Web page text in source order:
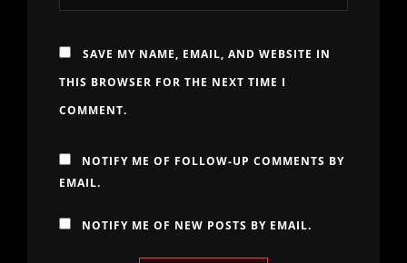
SAVE MY NAME, EMAIL, AND WEBSITE IN
THIS BROWSER FOR THE NEXT TIME I
COMMENT.
NOTIFY ME OF FOLLOW-UP COMMENTS BY
EMAIL.
NOTIFY ME OF NEW POSTS BY EMAIL.